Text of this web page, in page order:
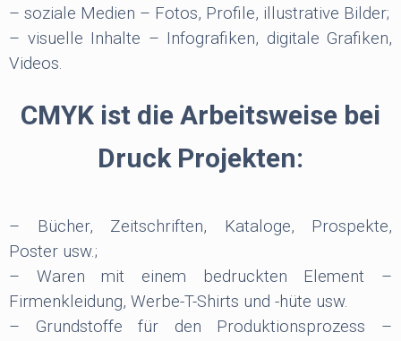
– soziale Medien – Fotos, Profile, illustrative Bilder;
– visuelle Inhalte – Infografiken, digitale Grafiken,
Videos.
CMYK ist die Arbeitsweise bei
Druck Projekten:
– Bücher, Zeitschriften, Kataloge, Prospekte,
Poster usw.;
– Waren mit einem bedruckten Element –
Firmenkleidung, Werbe-T-Shirts und -hüte usw.
– Grundstoffe für den Produktionsprozess –